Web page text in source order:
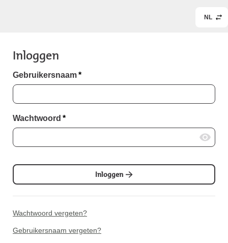
NL
Inloggen
Gebruikersnaam*
Wachtwoord *
Inloggen
Wachtwoord vergeten?
Gebruikersnaam vergeten?